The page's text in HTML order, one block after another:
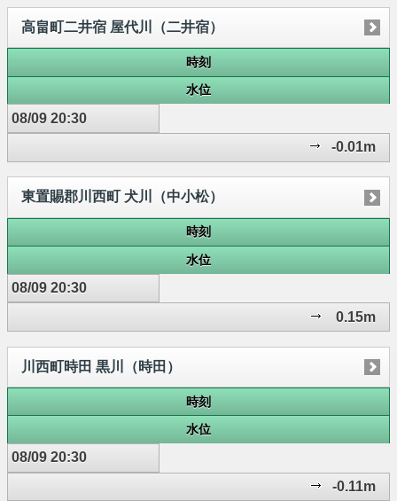
高畠町二井宿 屋代川（二井宿）
時刻
水位
08/09 20:30
-0.01m
東置賜郡川西町 犬川（中小松）
時刻
水位
08/09 20:30
0.15m
川西町時田 黒川（時田）
時刻
水位
08/09 20:30
-0.11m